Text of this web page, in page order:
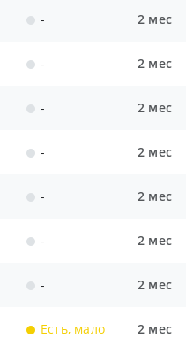
- 2 мес
- 2 мес
- 2 мес
- 2 мес
- 2 мес
- 2 мес
- 2 мес
Есть, мало 2 мес